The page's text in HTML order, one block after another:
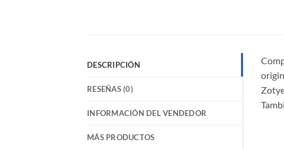
DESCRIPCIÓN
RESEÑAS (0)
INFORMACIÓN DEL VENDEDOR
MÁS PRODUCTOS